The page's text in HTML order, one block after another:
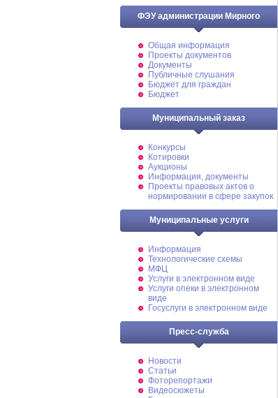
ФЭУ администрации Мирного
Общая информация
Проекты документов
Документы
Публичные слушания
Бюджет для граждан
Бюджет
Муниципальный заказ
Конкурсы
Котировки
Аукционы
Информация, документы
Проекты правовых актов о
нормировании в сфере закупок
Муниципальные услуги
Информация
Технологические схемы
МФЦ
Услуги в электронном виде
Услуги опеки в электронном
виде
Госуслуги в электронном виде
Пресс-служба
Новости
Статьи
Фоторепортажи
Видеосюжеты